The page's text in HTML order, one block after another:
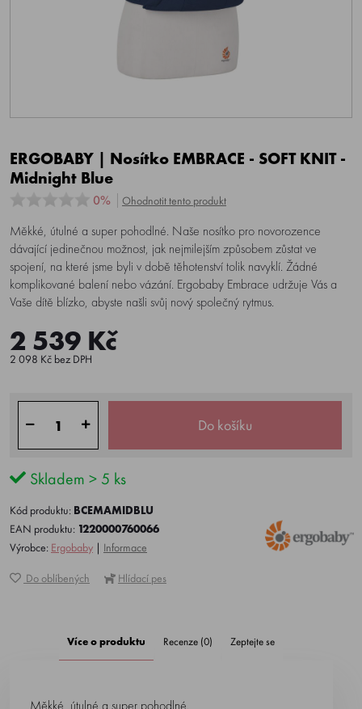
ERGOBABY | Nosítko EMBRACE - SOFT KNIT -
Midnight Blue
0% Ohodnotit tento produkt
Měkké, útulné a super pohodlné. Naše nosítko pro novorozence
dávající jedinečnou možnost, jak nejmilejším způsobem zůstat ve
spojení, na které jsme byli v době těhotenství tolik navyklí. Žádné
komplikované balení nebo vázání. Ergobaby Embrace udržuje Vás a
Vaše dítě blízko, abyste našli svůj nový společný rytmus.
2 539 Kč
2 098 Kč bez DPH
Do košíku
Skladem > 5 ks
Kód produktu: BCEMAMIDBLU
EAN produktu: 1220000760066
Výrobce: Ergobaby | Informace
Do oblíbených Hlídací pes
Více o produktu Recenze (0) Zeptejte se
Měkké, útulné a super pohodlné.